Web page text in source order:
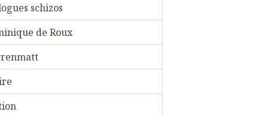
schizos
de Roux